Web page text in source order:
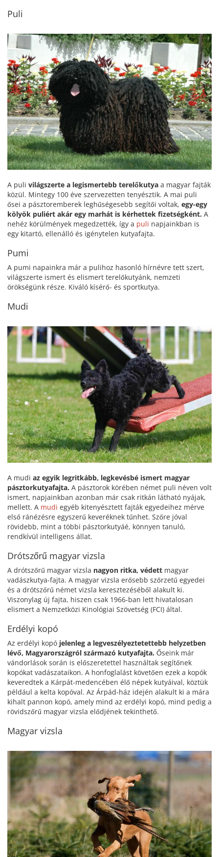
Puli
A puli világszerte a legismertebb terelőkutya a magyar fajták
közül. Mintegy 100 éve szervezetten tenyésztik. A mai puli
ősei a pásztoremberek leghűségesebb segítői voltak, egy-egy
kölyök puliért akár egy marhát is kérhettek fizetségként. A
nehéz körülmények megedzették, így a puli napjainkban is
egy kitartó, ellenálló és igénytelen kutyafajta.
Pumi
A pumi napainkra már a pulihoz hasonló hírnévre tett szert,
világszerte ismert és elismert terelőkutyánk, nemzeti
örökségünk része. Kiváló kísérő- és sportkutya.
Mudi
A mudi az egyik legritkább, legkevésbé ismert magyar
pásztorkutyafajta. A pásztorok körében német puli néven volt
ismert, napjainkban azonban már csak ritkán látható nyájak,
mellett. A mudi egyéb kitenyésztett fajták egyedeihez mérve
első ránézésre egyszerű keveréknek tűnhet. Szőre jóval
rövidebb, mint a többi pásztorkutyáé, könnyen tanuló,
rendkívül intelligens állat.
Drótszőrű magyar vizsla
A drótszőrű magyar vizsla nagyon ritka, védett magyar
vadászkutya-fajta. A magyar vizsla erősebb szőrzetű egyedei
és a drótszőrű német vizsla keresztezéséből alakult ki.
Viszonylag új fajta, hiszen csak 1966-ban lett hivatalosan
elismert a Nemzetközi Kinológiai Szövetség (FCI) által.
Erdélyi kopó
Az erdélyi kopó jelenleg a legveszélyeztetettebb helyzetben
lévő, Magyarországról származó kutyafajta. Őseink már
vándorlások során is előszeretettel használtak segítőnek
kopókat vadászataikon. A honfoglalást követően ezek a kopók
keveredtek a Kárpát-medencében élő népek kutyáival, köztük
például a kelta kopóval. Az Árpád-ház idején alakult ki a mára
kihalt pannon kopó, amely mind az erdélyi kopó, mind pedig a
rövidszőrű magyar vizsla elődjének tekinthető.
Magyar vizsla